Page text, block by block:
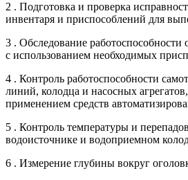
2 . Подготовка и проверка
инвентаря и приспособлений для
3 . Обследование работоспособности
с использованием необходимых
4 . Контроль работоспособности
линий, колодца и насосных
применением средств
5 . Контроль температуры и
водоисточнике и водоприемном
6 . Измерение глубины вокруг